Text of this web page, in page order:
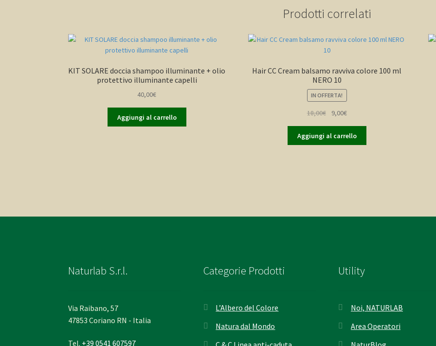
Prodotti correlati
KIT SOLARE doccia shampoo illuminante + olio
protettivo illuminante capelli
40,00€
Aggiungi al carrello
Hair CC Cream balsamo ravviva colore 100 ml
NERO 10
IN OFFERTA!
18,00€
originale
era:
9,00€Il
attuale
è:
Aggiungi al carrello
Naturlab S.r.l.
Via Raibano, 57
47853 Coriano RN - Italia
Tel. +39 0541 607597
Categorie Prodotti
L’Albero del Colore
Natura dal Mondo
Utility
Noi, NATURLAB
Area Operatori